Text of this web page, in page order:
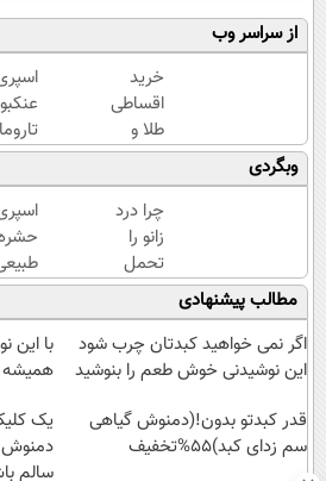
از سراسر وب
خرید
اقساطی
طلا و
گوشی
فقط با
یک برگ
چک
صیادی
انواع
وبگردی
چرا درد
زانو را
تحمل
می‌کنی؟
خیلی
ساده
درمنزل
کن
مطالب پیشنهادی
اگر نمی خواهید کبدتان چرب شود
این نوشیدنی خوش طعم را بنوشید
با این
همیشه
قدر کبدتو بدون!(دمنوش گیاهی
سم زدای کبد)55%تخفیف
یک
دمنوش
سالم